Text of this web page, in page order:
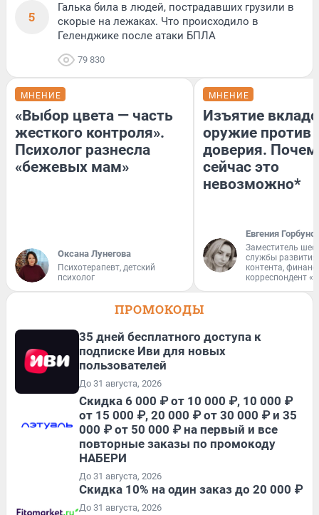
5
Галька била в людей, пострадавших грузили в
скорые на лежаках. Что происходило в
Геленджике после атаки БПЛА
79 830
МНЕНИЕ
«Выбор цвета — часть
жесткого контроля».
Психолог разнесла
«бежевых мам»
Оксана Лунегова
Психотерапевт, детский
психолог
МНЕНИЕ
Изъятие
оружие против
доверия.
сейчас это
невозможно*
Евгения
Заместитель
службы
контента,
корреспондент
ПРОМОКОДЫ
35 дней бесплатного доступа к
подписке Иви для новых
пользователей
До 31 августа, 2026
Скидка 6 000 ₽ от 10 000 ₽, 10 000 ₽
от 15 000 ₽, 20 000 ₽ от 30 000 ₽ и 35
000 ₽ от 50 000 ₽ на первый и все
повторные заказы по промокоду
НАБЕРИ
До 31 августа, 2026
Скидка 10% на один заказ до 20 000 ₽
До 31 августа, 2026